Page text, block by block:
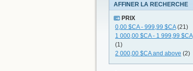
AFFINER LA RECHERCHE
PRIX
0,00 $CA- 999,99 $CA(21)
1 000,00 $CA- 1 999,99 $CA
(1)
2 000,00 $CAand above (2)